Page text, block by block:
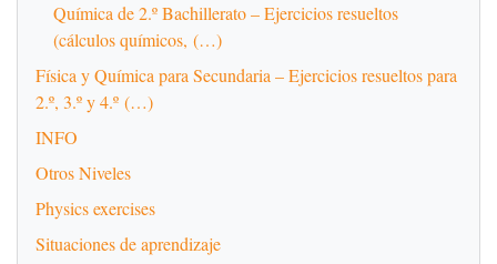
Química de 2.º Bachillerato – Ejercicios resueltos
(cálculos químicos, (…)
Física y Química para Secundaria – Ejercicios resueltos para
2.º, 3.º y 4.º (…)
INFO
Otros Niveles
Physics exercises
Situaciones de aprendizaje